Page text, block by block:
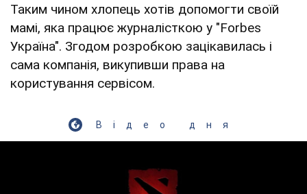
Таким чином хлопець хотів допомогти своїй
мамі, яка працює журналісткою у "Forbes
Україна". Згодом розробкою зацікавилась і
сама компанія, викупивши права на
користування сервісом.
Відео дня